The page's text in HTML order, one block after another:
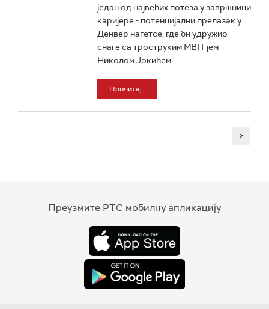
један од највећих потеза у завршници
каријере - потенцијални прелазак у
Денвер нагетсе, где би удружио
снаге са троструким МВП-јем
Николом Јокићем...
Прочитај
>
Преузмите РТС мобилну апликацију